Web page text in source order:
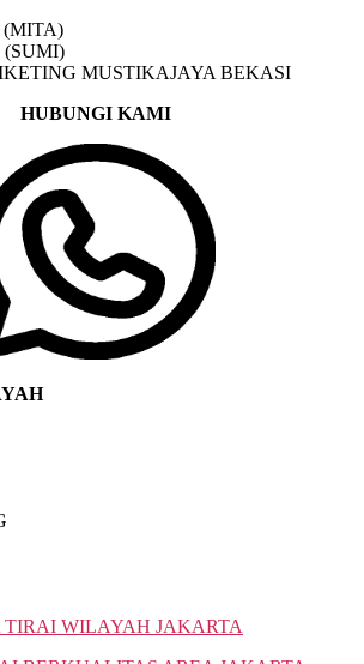
(MITA)
(SUMI)
MUSTIKAJAYA BEKASI
HUBUNGI KAMI
TIRAI WILAYAH JAKARTA